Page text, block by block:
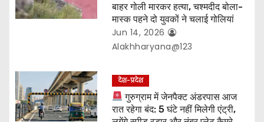
बाहर गोली मारकर हत्या, चश्मदीद बोला-
मास्क पहने दो युवकों ने चलाई गोलियां
Jun 14, 2026
Alakhharyana@123
देश-प्रदेश
गुरुग्राम में जेनपैक्ट अंडरपास आज
रात रहेगा बंद: 5 घंटे नहीं मिलेगी एंट्री,